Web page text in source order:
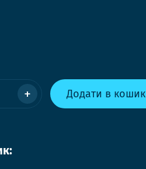
+ Додати в кошик